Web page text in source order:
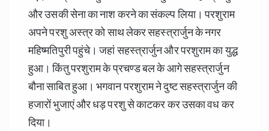
और उसकी सेना का नाश करने का संकल्प लिया। परशुराम
अपने परशु अस्त्र को साथ लेकर सहस्त्रार्जुन के नगर
महिष्मतिपुरी पहुंचे। जहां सहस्त्रार्जुन और परशुराम का युद्ध
हुआ। किंतु परशुराम के प्रचण्ड बल के आगे सहस्त्रार्जुन
बौना साबित हुआ। भगवान परशुराम ने दुष्ट सहस्त्रार्जुन की
हजारों भुजाएं और धड़ परशु से काटकर कर उसका वध कर
दिया।